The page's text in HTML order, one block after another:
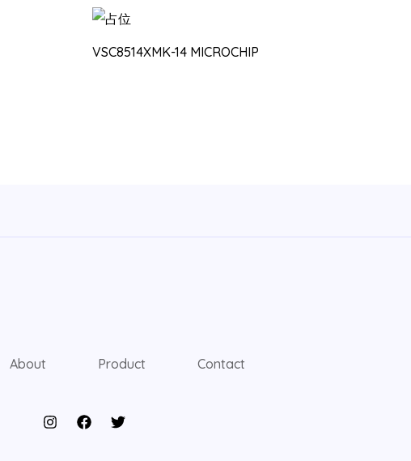
VSC8514XMK-14 MICROCHIP
About Product Contact